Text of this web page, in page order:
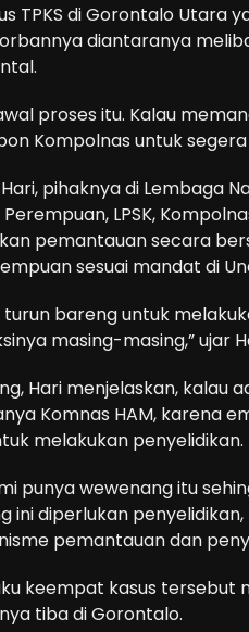
TPKS di Gorontalo Utara
diantaranya
proses itu. Kalau
Kompolnas untuk
pihaknya di Lembaga
Perempuan, LPSK,
pemantauan secara
sesuai mandat di
turun bareng untuk
masing-masing,” ujar
Hari menjelaskan, kalau
Komnas HAM, karena
melakukan penyelidikan.
punya wewenang itu
ini diperlukan
pemantauan dan
keempat kasus tersebut
tiba di Gorontalo.